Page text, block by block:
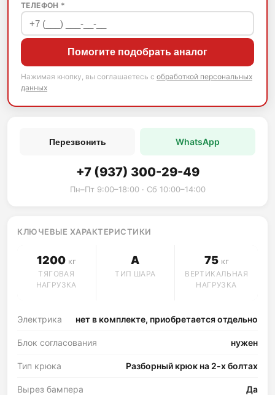
КЛЮЧЕВЫЕ ХАРАКТЕРИСТИКИ
1200кг
ТЯГОВАЯ
НАГРУЗКА
A
ТИП ШАРА
75кг
ВЕРТИКАЛЬНАЯ
НАГРУЗКА
Электрика нет в комплекте, приобретается отдельно
Блок согласования нужен
Тип крюка Разборный крюк на 2-х болтах
Вырез бампера Да
ТЕЛЕФОН *
Помогите подобрать аналог
Нажимая кнопку, вы соглашаетесь с обработкой персональных
данных
Перезвонить WhatsApp
+7 (937) 300-29-49
Пн–Пт 9:00–18:00 · Сб 10:00–14:00